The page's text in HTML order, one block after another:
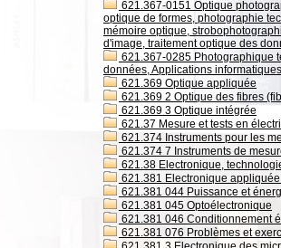
621.367-0151 Optique
optique de formes, photographie
mémoire optique,
d'image, traitement optique des
621.367-0285 Photographique
données, Applications informatiques
621.369 Optique appliquée
621.369 2 Optique des fibres
621.369 3 Optique intégrée
621.37 Mesure et tests en
621.374 Instruments pour les
621.374 7 Instruments de
621.38 Electronique,
621.381 Electronique
621.381 044 Puissance et
621.381 045 Optoélectronique
621.381 046 Conditionnement
621.381 076 Problèmes et